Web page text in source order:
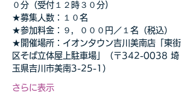
０分（受付１２時３０分)
★募集人数：１０名
★参加料金：９，０００円／１名（税込）
★開催場所：イオンタウン吉川美南店「東街
区そば立体屋上駐車場」（〒342-0038 埼
玉県吉川市美南3-25-1）
さらに表示